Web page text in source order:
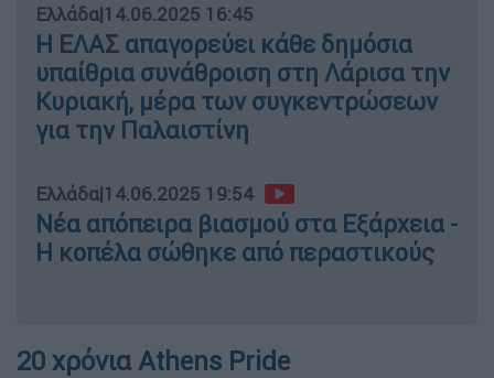
Ελλάδα|14.06.2025 16:45
Η ΕΛΑΣ απαγορεύει κάθε δημόσια
υπαίθρια συνάθροιση στη Λάρισα την
Κυριακή, μέρα των συγκεντρώσεων
για την Παλαιστίνη
Ελλάδα|14.06.2025 19:54
Νέα απόπειρα βιασμού στα Εξάρχεια -
Η κοπέλα σώθηκε από περαστικούς
20 χρόνια Athens Pride